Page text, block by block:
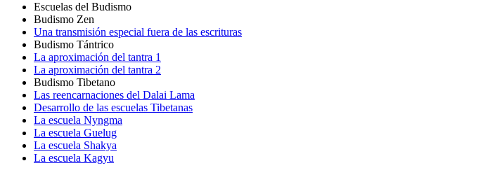
Escuelas del Budismo
Budismo Zen
Una transmisión especial fuera de las escrituras
Budismo Tántrico
La aproximación del tantra 1
La aproximación del tantra 2
Budismo Tibetano
Las reencarnaciones del Dalai Lama
Desarrollo de las escuelas Tibetanas
La escuela Nyngma
La escuela Guelug
La escuela Shakya
La escuela Kagyu